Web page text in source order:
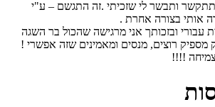
ותבשר לי שזכיתי .זה התגשם – ע"י
אותי בצורה אחרת .
עבורי ובזכותך אני מרגישה שהכול בר השגה
רוצים, מנסים ומאמינים שזה אפשרי !
!!!!